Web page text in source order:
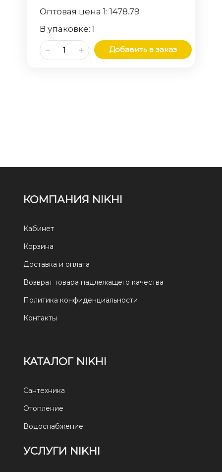
Оптовая цена 1:1478.79
В упаковке:1
Добавить в заказ
КОМПАНИЯ NIKHI
Кабинет
Корзина
Доставка и оплата
Возврат товара надлежащего качества
Политика конфиденциальности
Контакты
КАТАЛОГ NIKHI
Сантехника
Отопление
Водоснабжение
УСЛУГИ NIKHI